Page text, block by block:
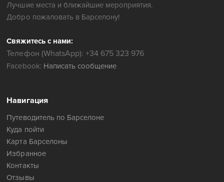
Лучшие места и ближайшие мероприятия.
Добро пожаловать в Барселону!
Свяжитесь с нами:
Телефон (WhatsApp): +34 675 323 976
Facebook: Написать сообщение
Навигация
Путеводитель по Барселоне
Куда пойти
Карта Барселоны
Избранное
Контакты
Отзывы